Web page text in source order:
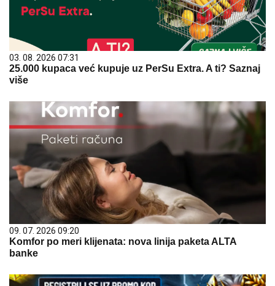
03. 08. 2026 07:31
25.000 kupaca već kupuje uz PerSu Extra. A ti? Saznaj
više
09. 07. 2026 09:20
Komfor po meri klijenata: nova linija paketa ALTA
banke